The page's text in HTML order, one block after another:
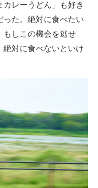
レーうどん」も好き
った。絶対に食べたい
もしこの機会を逃せ
絶対に食べないといけ